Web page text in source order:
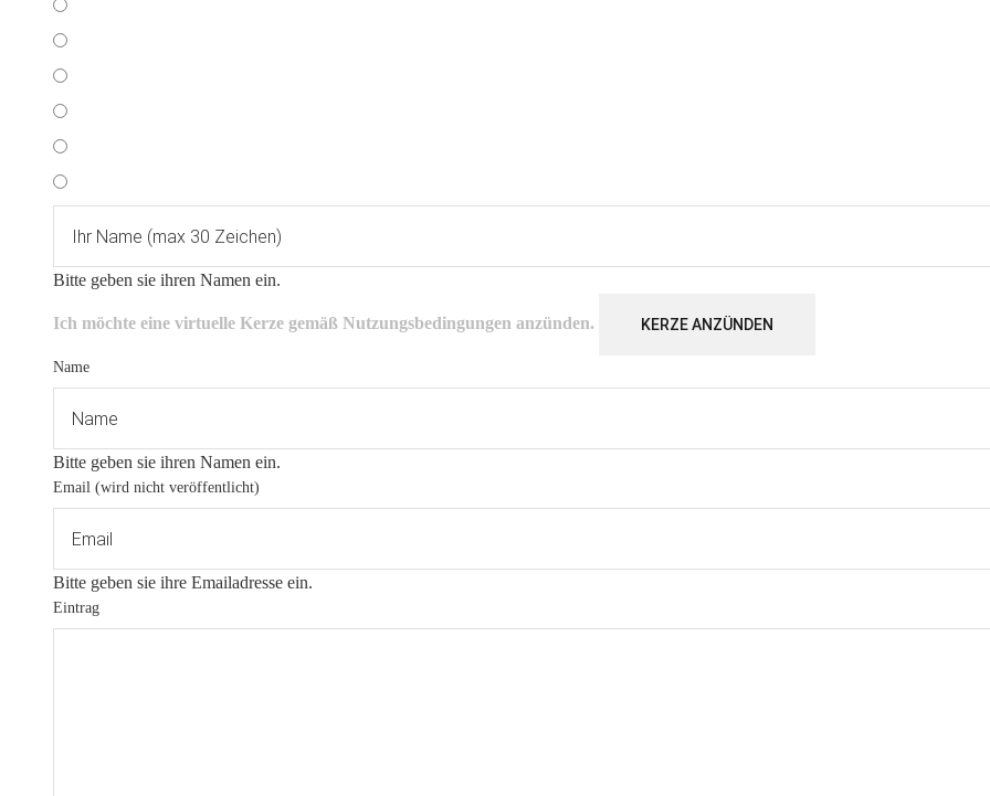
Bitte geben sie ihren Namen ein.
Ich möchte eine virtuelle Kerze gemäß Nutzungsbedingungen anzünden. KERZE ANZÜNDEN
Name
Bitte geben sie ihren Namen ein.
Email (wird nicht veröffentlicht)
Bitte geben sie ihre Emailadresse ein.
Eintrag